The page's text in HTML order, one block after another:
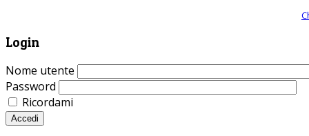
Login
Nome utente
Password
Ricordami
Accedi